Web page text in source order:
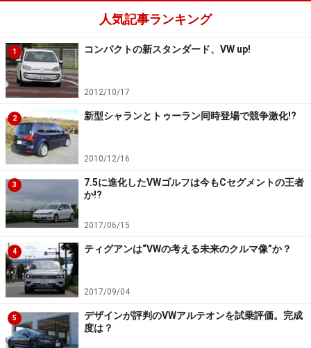
人気記事ランキング
1 コンパクトの新スタンダード、VW up!
2012/10/17
2 新型シャランとトゥーラン同時登場で競争激化!?
2010/12/16
3
7.5に進化したVWゴルフは今もCセグメントの王者
か!?
2017/06/15
4 ティグアンは“VWの考える未来のクルマ像”か？
2017/09/04
5
デザインが評判のVWアルテオンを試乗評価。完成
度は？